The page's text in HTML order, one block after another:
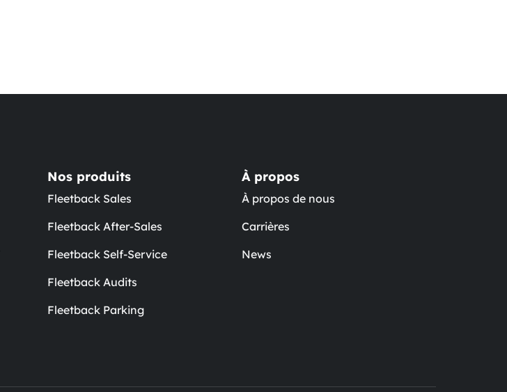
Nos produits
Fleetback Sales
Fleetback After-Sales
Fleetback Self-Service
Fleetback Audits
Fleetback Parking
À propos
À propos de nous
Carrières
News